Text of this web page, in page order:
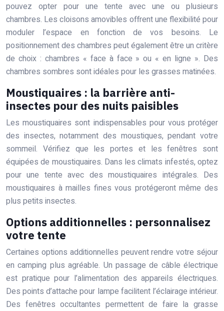
pouvez opter pour une tente avec une ou plusieurs
chambres. Les cloisons amovibles offrent une flexibilité pour
moduler l’espace en fonction de vos besoins. Le
positionnement des chambres peut également être un critère
de choix : chambres « face à face » ou « en ligne ». Des
chambres sombres sont idéales pour les grasses matinées.
Moustiquaires : la barrière anti-
insectes pour des nuits paisibles
Les moustiquaires sont indispensables pour vous protéger
des insectes, notamment des moustiques, pendant votre
sommeil. Vérifiez que les portes et les fenêtres sont
équipées de moustiquaires. Dans les climats infestés, optez
pour une tente avec des moustiquaires intégrales. Des
moustiquaires à mailles fines vous protégeront même des
plus petits insectes.
Options additionnelles : personnalisez
votre tente
Certaines options additionnelles peuvent rendre votre séjour
en camping plus agréable. Un passage de câble électrique
est pratique pour l’alimentation des appareils électriques.
Des points d’attache pour lampe facilitent l’éclairage intérieur.
Des fenêtres occultantes permettent de faire la grasse